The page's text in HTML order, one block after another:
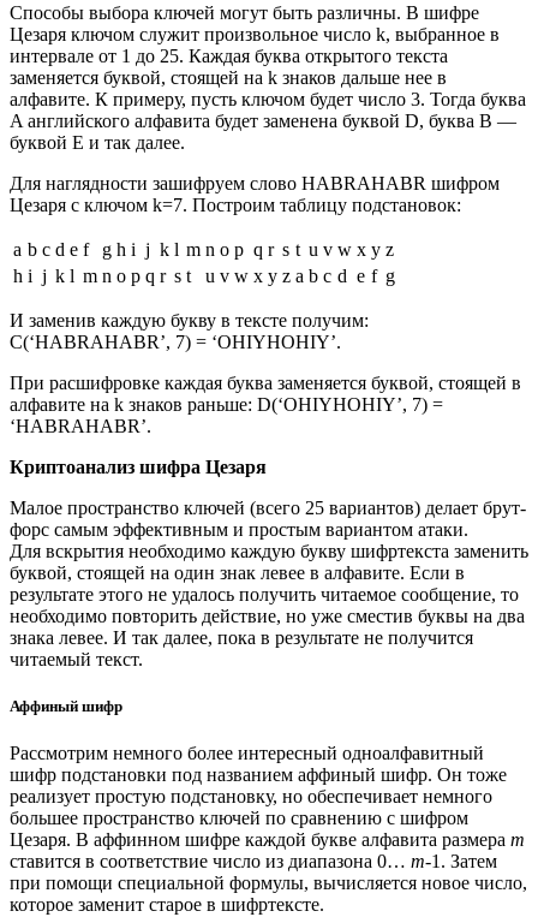
Способы выбора ключей могут быть различны. В шифре
Цезаря ключом служит произвольное число k, выбранное в
интервале от 1 до 25. Каждая буква открытого текста
заменяется буквой, стоящей на k знаков дальше нее в
алфавите. К примеру, пусть ключом будет число 3. Тогда буква
A английского алфавита будет заменена буквой D, буква B —
буквой E и так далее.
Для наглядности зашифруем слово HABRAHABR шифром
Цезаря с ключом k=7. Построим таблицу подстановок:
a b c d e f g h i j k l m n o p q r s t u v w x y z
h i j k l m n o p q r s t u v w x y z a b c d e f g
И заменив каждую букву в тексте получим:
C(‘HABRAHABR’, 7) = ‘OHIYHOHIY’.
При расшифровке каждая буква заменяется буквой, стоящей в
алфавите на k знаков раньше: D(‘OHIYHOHIY’, 7) =
‘HABRAHABR’.
Криптоанализ шифра Цезаря
Малое пространство ключей (всего 25 вариантов) делает брут-
форс самым эффективным и простым вариантом атаки.
Для вскрытия необходимо каждую букву шифртекста заменить
буквой, стоящей на один знак левее в алфавите. Если в
результате этого не удалось получить читаемое сообщение, то
необходимо повторить действие, но уже сместив буквы на два
знака левее. И так далее, пока в результате не получится
читаемый текст.
Аффиный шифр
Рассмотрим немного более интересный одноалфавитный
шифр подстановки под названием аффиный шифр. Он тоже
реализует простую подстановку, но обеспечивает немного
большее пространство ключей по сравнению с шифром
Цезаря. В аффинном шифре каждой букве алфавита размера m
ставится в соответствие число из диапазона 0… m-1. Затем
при помощи специальной формулы, вычисляется новое число,
которое заменит старое в шифртексте.